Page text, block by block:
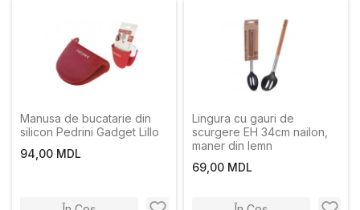
Manusa de bucatarie din
silicon Pedrini Gadget Lillo
94,00 MDL
Lingura cu gauri de
scurgere EH 34сm nailon,
maner din lemn
69,00 MDL